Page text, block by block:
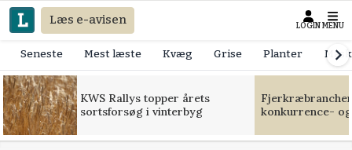
Læs e-avisen LOGIN MENU
Seneste Mest læste Kvæg Grise Planter
KWS Rallys topper årets
sortsforsøg i vinterbyg
konkurrence-